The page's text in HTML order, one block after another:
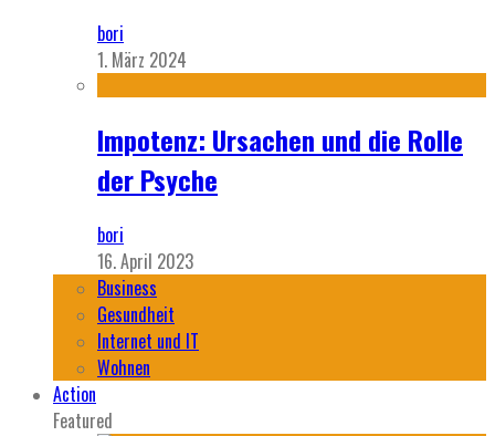
bori
1. März 2024
Impotenz: Ursachen und die Rolle
der Psyche
bori
16. April 2023
Business
Gesundheit
Internet und IT
Wohnen
Action
Featured